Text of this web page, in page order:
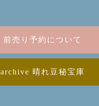
前売り予約について
archive 晴れ豆秘宝庫